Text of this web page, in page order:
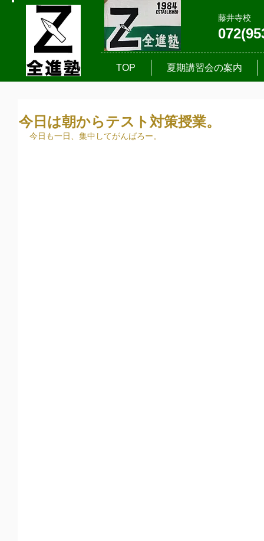
藤井寺校
TOP 夏期講習会の案内
今日は朝からテスト対策授業。
今日も一日、集中してがんばろー。